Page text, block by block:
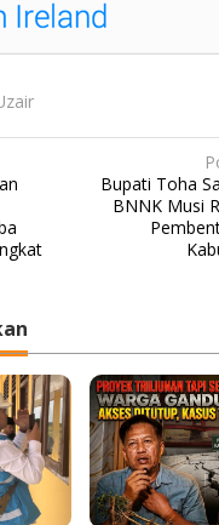
Bupati Toha
BNNK Musi